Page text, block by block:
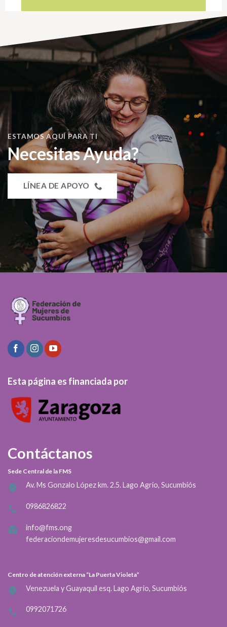
ESTAMOS AQUÍ PARA TI
Necesitas Ayuda?
LÍNEA DE APOYO
Esta página es financiada por
Contáctanos
Sede Central de la FMS
Av. Ms Gonzalo López km. 2.5. Lago Agrio, Sucumbiós
0986826822
info@fms.ong
federaciondemujeresdesucumbios@gmail.com
Centro de atención externa “La Puerta Violeta”
Venezuela y Guayaquil esq. Lago Agrio, Sucumbiós
0992071726